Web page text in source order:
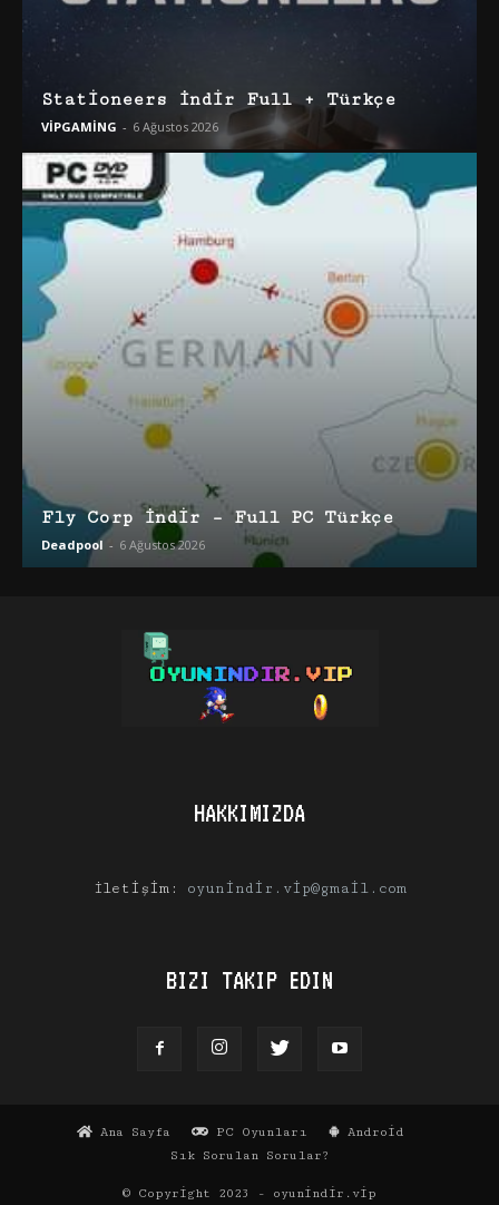
Stationeers İndir Full + Türkçe
VİPGAMİNG - 6 Ağustos 2026
Fly Corp İndir – Full PC Türkçe
Deadpool - 6 Ağustos 2026
HAKKIMIZDA
İletişim: oyunindir.vip@gmail.com
BIZI TAKIP EDIN
Ana Sayfa PC Oyunları
Android
Sık Sorulan Sorular?
© Copyright 2023 - oyunindir.vip